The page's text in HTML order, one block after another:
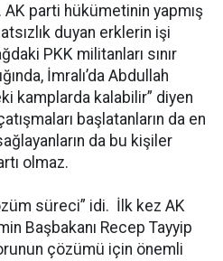
parti hükümetinin yapmış
duyan erklerin işi
PKK militanları sınır
İmralı’da Abdullah
kamplarda kalabilir” diyen
başlatanların da en
da bu kişiler
olmaz.
süreci” idi. İlk kez AK
Başbakanı Recep Tayyip
çözümü için önemli